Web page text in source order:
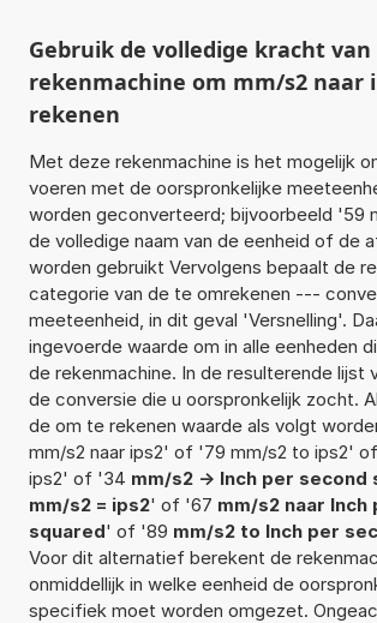
Gebruik de volledige kracht van
rekenmachine om mm/s2 naar
rekenen
Met deze rekenmachine is het mogelijk
voeren met de oorspronkelijke
worden geconverteerd; bijvoorbeeld '59
de volledige naam van de eenheid of de
worden gebruikt Vervolgens bepaalt de
categorie van de te omrekenen ---
meeteenheid, in dit geval 'Versnelling'.
ingevoerde waarde om in alle eenheden
de rekenmachine. In de resulterende lijst
de conversie die u oorspronkelijk zocht.
de om te rekenen waarde als volgt
mm/s2 naar ips2' of '79 mm/s2 to ips2'
ips2' of '34 mm/s2 -> Inch per second
mm/s2 = ips2' of '67 mm/s2 naar Inch
squared' of '89 mm/s2 to Inch per
Voor dit alternatief berekent de
onmiddellijk in welke eenheid de
specifiek moet worden omgezet.